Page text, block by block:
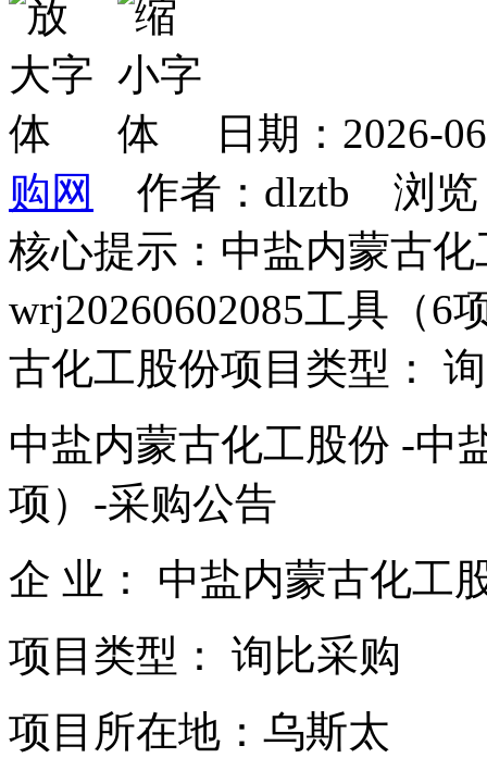
日期：2026-
购网
作者：dlztb 浏览
核心提示：中盐内蒙古
wrj20260602085工具（6
古化工股份项目类型：
中盐内蒙古化工股份 -中
项）-采购公告
企 业： 中盐内蒙古化工
项目类型： 询比采购
项目所在地：乌斯太